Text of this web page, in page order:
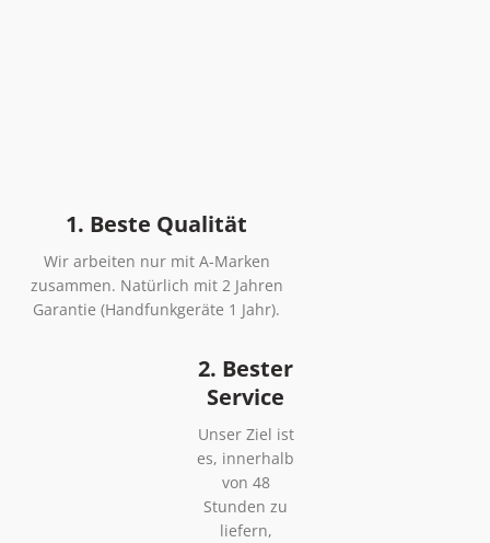
1. Beste Qualität
Wir arbeiten nur mit A-Marken
zusammen. Natürlich mit 2 Jahren
Garantie (Handfunkgeräte 1 Jahr).
2. Bester
Service
Unser Ziel ist
es, innerhalb
von 48
Stunden zu
liefern,